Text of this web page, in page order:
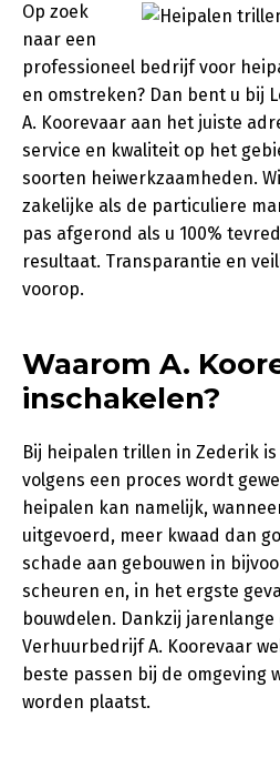
Op zoek
naar een
professioneel bedrijf voor
en omstreken? Dan bent u bij
A. Koorevaar aan het juiste
service en kwaliteit op het
soorten heiwerkzaamheden.
zakelijke als de particuliere
pas afgerond als u 100%
resultaat. Transparantie en
voorop.
Waarom A.
inschakelen?
Bij heipalen trillen in Zederik
volgens een proces wordt
heipalen kan namelijk,
uitgevoerd, meer kwaad dan
schade aan gebouwen in
scheuren en, in het ergste
bouwdelen. Dankzij
Verhuurbedrijf A. Koorevaar
beste passen bij de omgeving
worden plaatst.